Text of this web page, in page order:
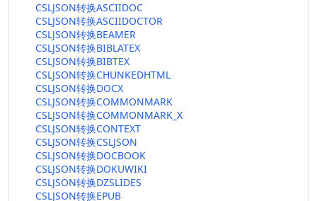
CSLJSON转换ASCIIDOC
CSLJSON转换ASCIIDOCTOR
CSLJSON转换BEAMER
CSLJSON转换BIBLATEX
CSLJSON转换BIBTEX
CSLJSON转换CHUNKEDHTML
CSLJSON转换DOCX
CSLJSON转换COMMONMARK
CSLJSON转换COMMONMARK_X
CSLJSON转换CONTEXT
CSLJSON转换CSLJSON
CSLJSON转换DOCBOOK
CSLJSON转换DOKUWIKI
CSLJSON转换DZSLIDES
CSLJSON转换EPUB